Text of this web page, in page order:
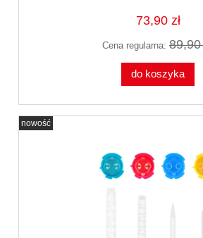
73,90 zł
Cena regularna: 89,90
do koszyka
nowość